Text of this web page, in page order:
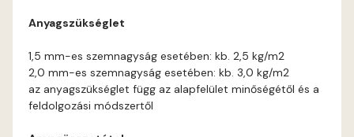
Corn E
Anyagszükséglet
1,5 mm-es szemnagyság esetében: kb. 2,5 kg/m2
2,0 mm-es szemnagyság esetében: kb. 3,0 kg/m2
az anyagszükséglet függ az alapfelület minőségétől és a
feldolgozási módszertől